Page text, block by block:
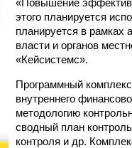
«Повышение
этого планируется
планируется в рамках
власти и органов
«Кейсистемс».
Программный
внутреннего
методологию
сводный план
контроля и др.